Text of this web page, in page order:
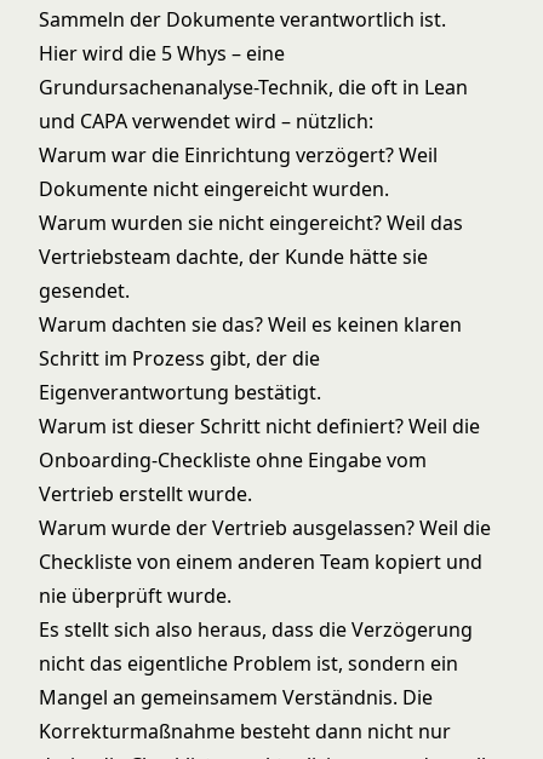
Sammeln der Dokumente verantwortlich ist.
Hier wird die 5 Whys – eine
Grundursachenanalyse-Technik, die oft in Lean
und CAPA verwendet wird – nützlich:
Warum war die Einrichtung verzögert? Weil
Dokumente nicht eingereicht wurden.
Warum wurden sie nicht eingereicht? Weil das
Vertriebsteam dachte, der Kunde hätte sie
gesendet.
Warum dachten sie das? Weil es keinen klaren
Schritt im Prozess gibt, der die
Eigenverantwortung bestätigt.
Warum ist dieser Schritt nicht definiert? Weil die
Onboarding-Checkliste ohne Eingabe vom
Vertrieb erstellt wurde.
Warum wurde der Vertrieb ausgelassen? Weil die
Checkliste von einem anderen Team kopiert und
nie überprüft wurde.
Es stellt sich also heraus, dass die Verzögerung
nicht das eigentliche Problem ist, sondern ein
Mangel an gemeinsamem Verständnis. Die
Korrekturmaßnahme besteht dann nicht nur